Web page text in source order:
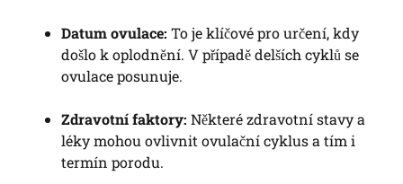
Datum ovulace: To je klíčové pro určení, kdy
došlo k oplodnění. V případě delších cyklů se
ovulace posunuje.
Zdravotní faktory: Některé zdravotní stavy a
léky mohou ovlivnit ovulační cyklus a tím i
termín porodu.